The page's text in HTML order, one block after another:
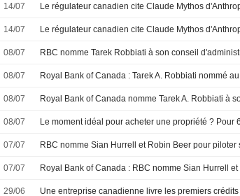
14/07
14/07
08/07 RBC nomme Tarek Robbiati à son conseil
08/07
08/07
08/07
07/07 RBC nomme Sian Hurrell et Robin Beer pour piloter
07/07
29/06